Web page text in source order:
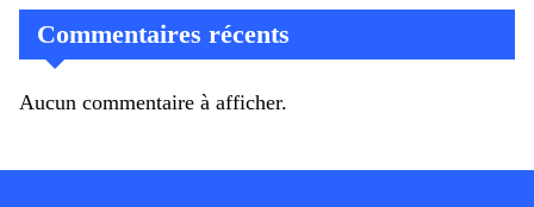
Commentaires récents
Aucun commentaire à afficher.